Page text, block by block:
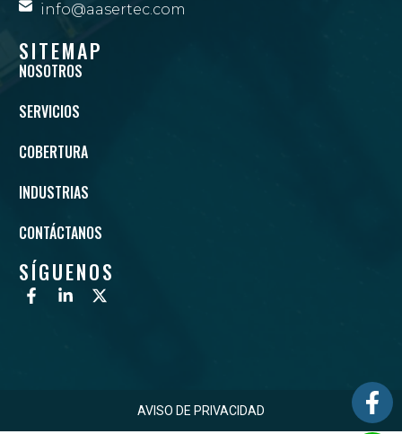
info@aasertec.com
SITEMAP
NOSOTROS
SERVICIOS
COBERTURA
INDUSTRIAS
CONTÁCTANOS
SÍGUENOS
AVISO DE PRIVACIDAD